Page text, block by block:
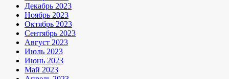
Декабрь 2023
Ноябрь 2023
Октябрь 2023
Сентябрь 2023
Август 2023
Июль 2023
Июнь 2023
Май 2023